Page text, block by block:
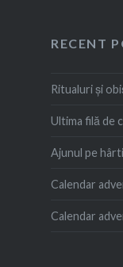
RECENT
Ritualuri și
Ultima filă de
Ajunul pe
Calendar
Calendar